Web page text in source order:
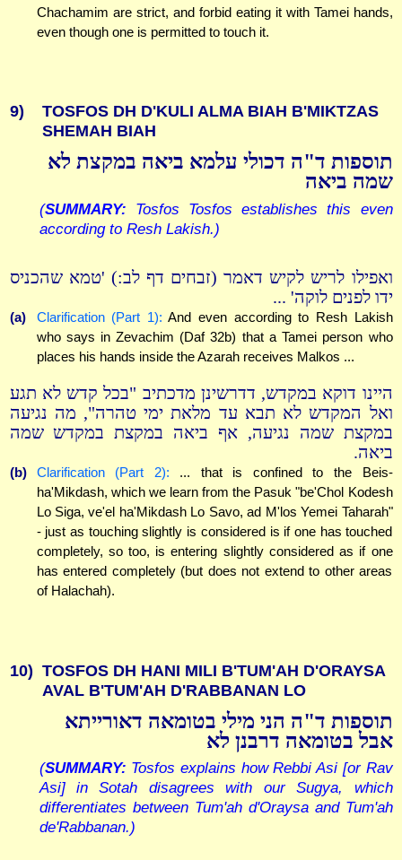
Chachamim are strict, and forbid eating it with Tamei hands,
even though one is permitted to touch it.
9)
TOSFOS DH D'KULI ALMA BIAH B'MIKTZAS
SHEMAH BIAH
תוספות ד"ה דכולי עלמא ביאה במקצת לא
שמה ביאה
(SUMMARY: Tosfos Tosfos establishes this even
according to Resh Lakish.)
ואפילו לריש לקיש דאמר (זבחים דף לב:) 'טמא שהכניס
ידו לפנים לוקה' ...
(a) Clarification (Part 1): And even according to Resh Lakish
who says in Zevachim (Daf 32b) that a Tamei person who
places his hands inside the Azarah receives Malkos ...
היינו דוקא במקדש, דדרשינן מדכתיב "בכל קדש לא תגע
ואל המקדש לא תבא עד מלאת ימי טהרה", מה נגיעה
במקצת שמה נגיעה, אף ביאה במקצת במקדש שמה
ביאה.
(b) Clarification (Part 2): ... that is confined to the Beis-
ha'Mikdash, which we learn from the Pasuk "be'Chol Kodesh
Lo Siga, ve'el ha'Mikdash Lo Savo, ad M'los Yemei Taharah"
- just as touching slightly is considered is if one has touched
completely, so too, is entering slightly considered as if one
has entered completely (but does not extend to other areas
of Halachah).
10) TOSFOS DH HANI MILI B'TUM'AH D'ORAYSA
AVAL B'TUM'AH D'RABBANAN LO
תוספות ד"ה הני מילי בטומאה דאורייתא
אבל בטומאה דרבנן לא
(SUMMARY: Tosfos explains how Rebbi Asi [or Rav
Asi] in Sotah disagrees with our Sugya, which
differentiates between Tum'ah d'Oraysa and Tum'ah
de'Rabbanan.)